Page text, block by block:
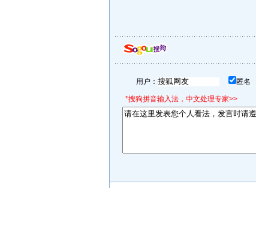
用户： 匿名
*搜狗拼音输入法，中文处理专家>>